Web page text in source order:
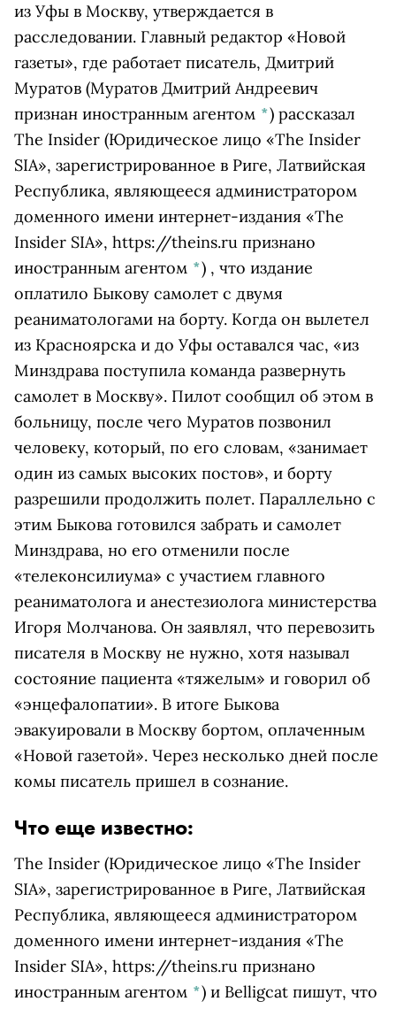
из Уфы в Москву, утверждается в
расследовании. Главный редактор «Новой
газеты», где работает писатель, Дмитрий
Муратов (Муратов Дмитрий Андреевич
признан иностранным агентом *) рассказал
The Insider (Юридическое лицо «The Insider
SIA», зарегистрированное в Риге, Латвийская
Республика, являющееся администратором
доменного имени интернет-издания «The
Insider SIA», https://theins.ru признано
иностранным агентом *) , что издание
оплатило Быкову самолет с двумя
реаниматологами на борту. Когда он вылетел
из Красноярска и до Уфы оставался час, «из
Минздрава поступила команда развернуть
самолет в Москву». Пилот сообщил об этом в
больницу, после чего Муратов позвонил
человеку, который, по его словам, «занимает
один из самых высоких постов», и борту
разрешили продолжить полет. Параллельно с
этим Быкова готовился забрать и самолет
Минздрава, но его отменили после
«телеконсилиума» с участием главного
реаниматолога и анестезиолога министерства
Игоря Молчанова. Он заявлял, что перевозить
писателя в Москву не нужно, хотя называл
состояние пациента «тяжелым» и говорил об
«энцефалопатии». В итоге Быкова
эвакуировали в Москву бортом, оплаченным
«Новой газетой». Через несколько дней после
комы писатель пришел в сознание.
Что еще известно:
The Insider (Юридическое лицо «The Insider
SIA», зарегистрированное в Риге, Латвийская
Республика, являющееся администратором
доменного имени интернет-издания «The
Insider SIA», https://theins.ru признано
иностранным агентом *) и Belligcat пишут, что